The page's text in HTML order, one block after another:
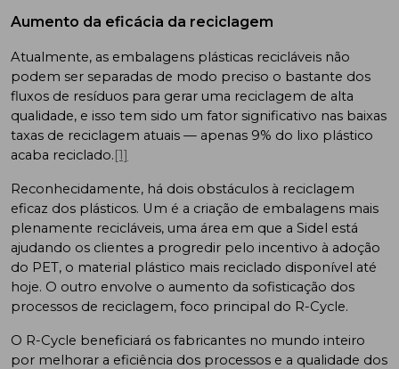
Aumento da eficácia da reciclagem
Atualmente, as embalagens plásticas recicláveis não
podem ser separadas de modo preciso o bastante dos
fluxos de resíduos para gerar uma reciclagem de alta
qualidade, e isso tem sido um fator significativo nas baixas
taxas de reciclagem atuais — apenas 9% do lixo plástico
acaba reciclado.[1]
Reconhecidamente, há dois obstáculos à reciclagem
eficaz dos plásticos. Um é a criação de embalagens mais
plenamente recicláveis, uma área em que a Sidel está
ajudando os clientes a progredir pelo incentivo à adoção
do PET, o material plástico mais reciclado disponível até
hoje. O outro envolve o aumento da sofisticação dos
processos de reciclagem, foco principal do R-Cycle.
O R-Cycle beneficiará os fabricantes no mundo inteiro
por melhorar a eficiência dos processos e a qualidade dos